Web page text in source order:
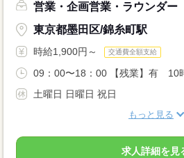
営業・企画営業・ラウンダー
東京都墨田区/錦糸町駅
時給1,900円～ 交通費全額支給
09：00〜18：00 【残業】有 10
土曜日 日曜日 祝日
もっと見る
求人詳細を見